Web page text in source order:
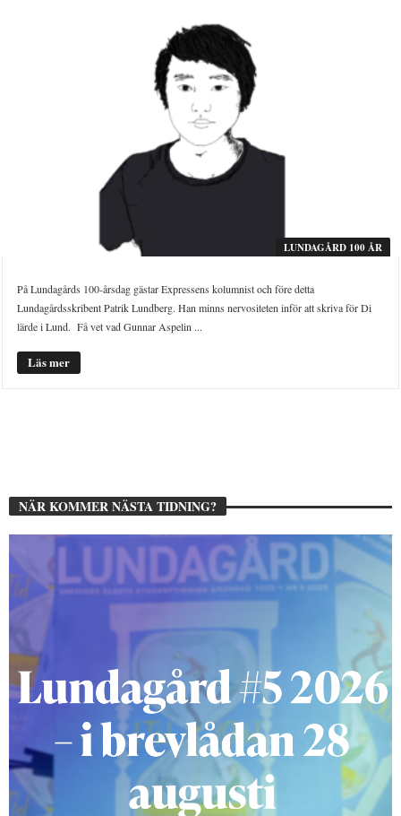
LUNDAGÅRD 100 ÅR
På Lundagårds 100-årsdag gästar Expressens kolumnist och före detta
Lundagårdsskribent Patrik Lundberg. Han minns nervositeten inför att skriva för Di
lärde i Lund. Få vet vad Gunnar Aspelin ...
Läs mer
NÄR KOMMER NÄSTA TIDNING?